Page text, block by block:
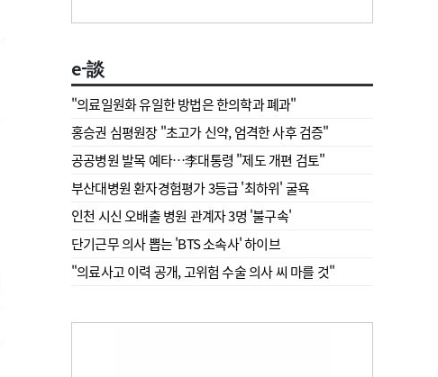
e-談
"의료일원화 유일한 방법은 한의학과 폐과"
홍승권 심평원장 " 초고가 신약, 엄격한 사후 검증"
공공병원 발목 예타…李대통령 "제도 개편 검토"
부산대병원 환자경험평가 3등급 '최하위' 굴욕
인천 시신 오배출 병원 관계자 3명 '불구속'
단기근무 의사 뽑는 'BTS 소속사' 하이브
"의료사고 이력 공개, 고위험 수술 의사 씨 마를 것"